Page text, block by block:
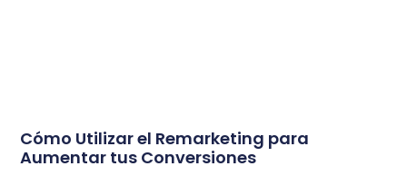
Cómo Utilizar el Remarketing para
Aumentar tus Conversiones